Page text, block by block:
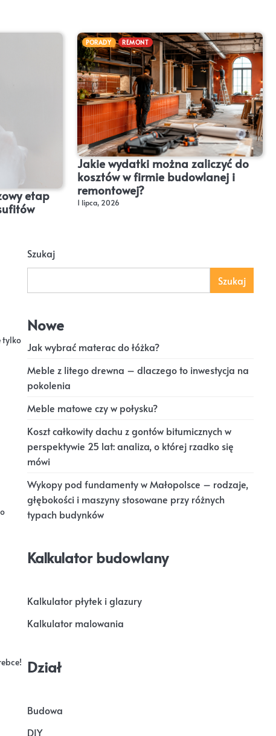
etap
PORADY REMONT
Jakie wydatki można zaliczyć do
kosztów w firmie budowlanej i
remontowej?
1 lipca, 2026
tylko
Szukaj
Szukaj
Nowe
Jak wybrać materac do łóżka?
Meble z litego drewna – dlaczego to inwestycja na
pokolenia
Meble matowe czy w połysku?
Koszt całkowity dachu z gontów bitumicznych w
perspektywie 25 lat: analiza, o której rzadko się
mówi
Wykopy pod fundamenty w Małopolsce – rodzaje,
głębokości i maszyny stosowane przy różnych
typach budynków
Kalkulator budowlany
Kalkulator płytek i glazury
Kalkulator malowania
Dział
Budowa
DIY